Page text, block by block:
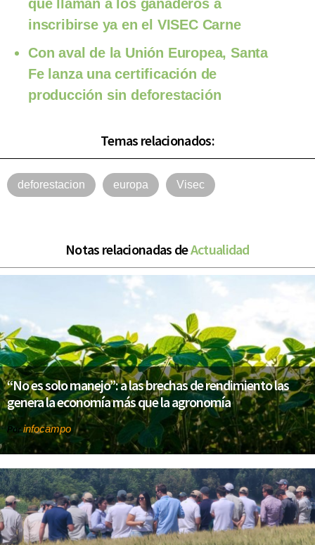
qué llaman a los ganaderos a
inscribirse ya en el VISEC Carne
Con aval de la Unión Europea, Santa
Fe lanza una certificación de
producción sin deforestación
Temas relacionados:
deforestacion europa Visec
Notas relacionadas deActualidad
“No es solo manejo”: a las brechas de rendimiento las
genera la economía más que la agronomía
Porinfocampo